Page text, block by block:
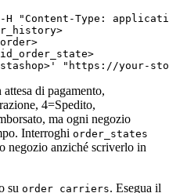
H
"Content-Type:
"https://your-
di pagamento,
4=Spedito,
ma ogni negozio
Interroghi order_states
negozio anziché scriverlo in
su order_carriers. Esegua il